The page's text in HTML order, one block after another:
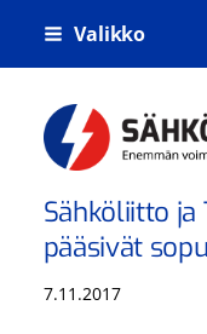
Siirry
sivun
sisältöön
Valikko
Sähköliitto
pääsivät
7.11.2017